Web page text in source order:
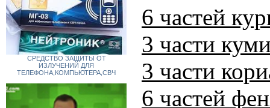
СРЕДСТВО ЗАЩИТЫ ОТ
ИЗЛУЧЕНИЙ ДЛЯ
ТЕЛЕФОНА,КОМПЬЮТЕРА,СВЧ
6 частей
3 части
3 части
6 частей